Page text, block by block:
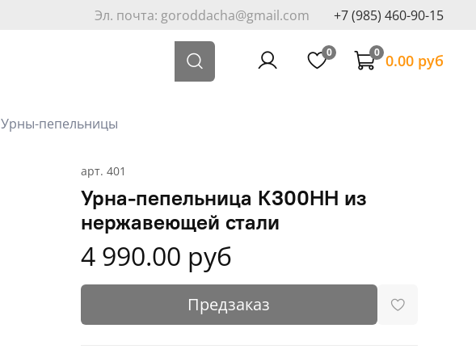
Эл. почта: goroddacha@gmail.com +7 (985) 460-90-15
0 0 0.00 руб
Урны-пепельницы
арт. 401
Урна-пепельница К300НН из
нержавеющей стали
4 990.00 руб
Предзаказ